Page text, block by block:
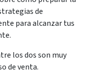
de
para alcanzar tus
los dos son muy
de venta.